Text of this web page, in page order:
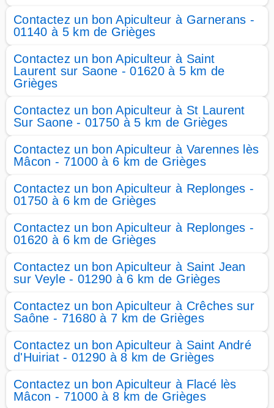
Contactez un bon Apiculteur à Garnerans -
01140 à 5 km de Grièges
Contactez un bon Apiculteur à Saint
Laurent sur Saone - 01620 à 5 km de
Grièges
Contactez un bon Apiculteur à St Laurent
Sur Saone - 01750 à 5 km de Grièges
Contactez un bon Apiculteur à Varennes lès
Mâcon - 71000 à 6 km de Grièges
Contactez un bon Apiculteur à Replonges -
01750 à 6 km de Grièges
Contactez un bon Apiculteur à Replonges -
01620 à 6 km de Grièges
Contactez un bon Apiculteur à Saint Jean
sur Veyle - 01290 à 6 km de Grièges
Contactez un bon Apiculteur à Crêches sur
Saône - 71680 à 7 km de Grièges
Contactez un bon Apiculteur à Saint André
d'Huiriat - 01290 à 8 km de Grièges
Contactez un bon Apiculteur à Flacé lès
Mâcon - 71000 à 8 km de Grièges